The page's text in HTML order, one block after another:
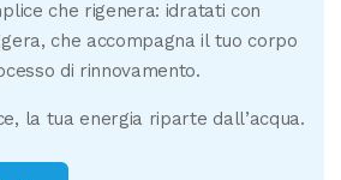
che rigenera: idratati con
che accompagna il tuo corpo
di rinnovamento.
la tua energia riparte dall’acqua.